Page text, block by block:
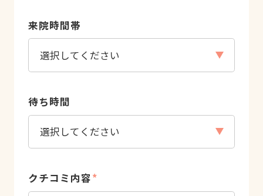
来院時間帯
待ち時間
クチコミ内容*